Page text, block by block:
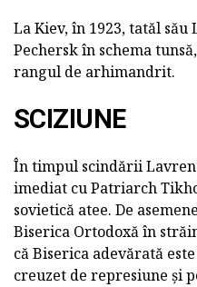
La Kiev, în 1923, tatăl
Pechersk în schema
rangul de arhimandrit.
SCIZIUNE
În timpul scindării
imediat cu Patriarch
sovietică atee. De
Biserica Ortodoxă în
că Biserica adevărată
creuzet de represiune și